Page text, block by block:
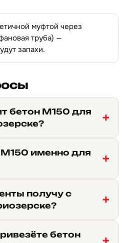
муфтой через
труба) —
запахи.
бетон М150 для
именно для
получу с
бетон